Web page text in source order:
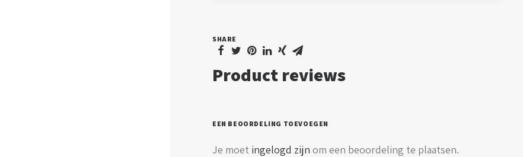
dimbaar
GU10
SHARE
Product reviews
EEN BEOORDELING TOEVOEGEN
Je moet ingelogd zijn om een beoordeling te plaatsen.